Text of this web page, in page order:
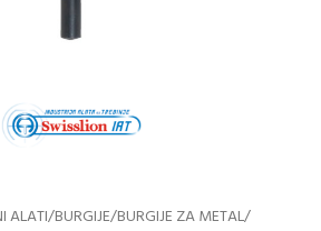
ALATI/BURGIJE/BURGIJE ZA METAL/